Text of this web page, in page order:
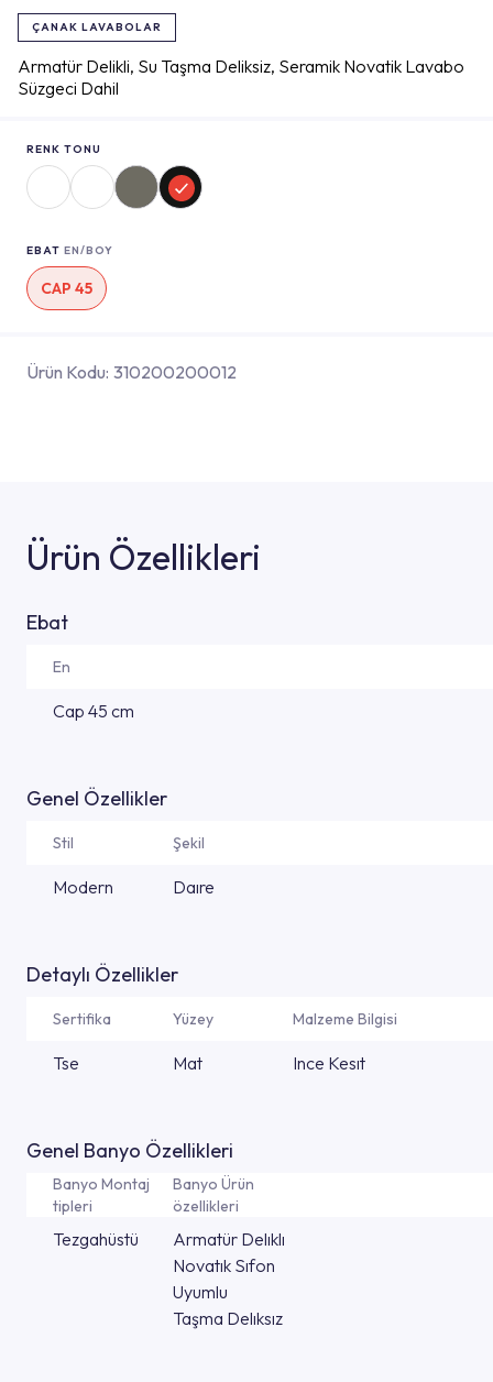
ÇANAK LAVABOLAR
Armatür Delikli, Su Taşma Deliksiz, Seramik Novatik Lavabo
Süzgeci Dahil
RENK TONU
EBAT EN/BOY
CAP 45
Ürün Kodu: 310200200012
Ürün Özellikleri
Ebat
En
Cap 45 cm
Genel Özellikler
Stil Şekil
Modern Daıre
Detaylı Özellikler
Sertifika Yüzey Malzeme Bilgisi
Tse Mat Ince Kesıt
Genel Banyo Özellikleri
Banyo Montaj
tipleri
Banyo Ürün
özellikleri
Tezgahüstü
Armatür Delıklı
Novatık Sıfon
Uyumlu
Taşma Delıksız